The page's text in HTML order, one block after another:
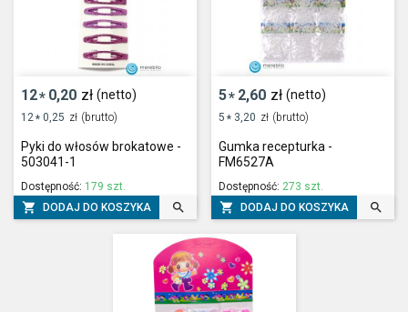
12* 0,20 zł (netto)
12 * 0,25 zł (brutto)
Pyki do włosów brokatowe -
503041-1
Dostępność: 179 szt.
 DODAJ DO KOSZYKA 
5* 2,60 zł (netto)
5 * 3,20 zł (brutto)
Gumka recepturka -
FM6527A
Dostępność: 273 szt.
 DODAJ DO KOSZYKA 